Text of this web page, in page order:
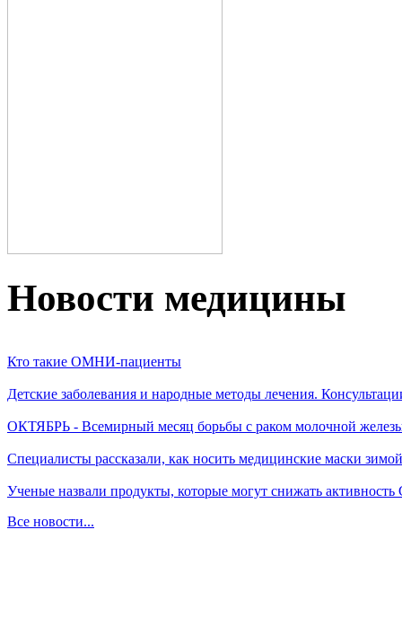
Новости медицины
Кто такие ОМНИ-пациенты
Детские заболевания и народные методы лечения.
ОКТЯБРЬ - Всемирный месяц борьбы с раком молочной
Специалисты рассказали, как носить медицинские маски зимой
Ученые назвали продукты, которые могут снижать
Все новости...